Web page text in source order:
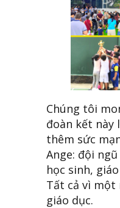
Chúng tôi
đoàn kết này
thêm sức
Ange: đội
học sinh,
Tất cả vì một
giáo dục.